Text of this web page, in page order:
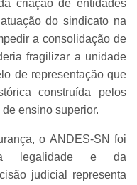
criação de entidades
do sindicato na
a consolidação de
fragilizar a unidade
de representação que
construída pelos
ensino superior.
o ANDES-SN foi
legalidade e da
judicial representa